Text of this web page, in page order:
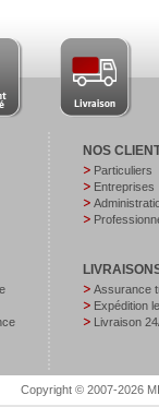
NOS
Particuliers
Entreprises
Assurance
Expédition
Livraison
Copyright © 2007-2026